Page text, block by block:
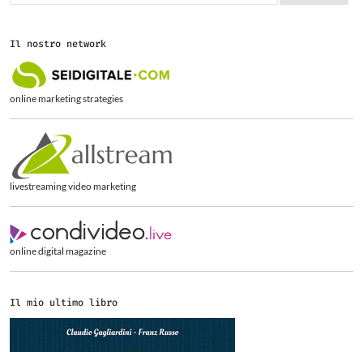
r
c
p
r
:
Il nostro network
online marketing strategies
livestreaming video marketing
online digital magazine
Il mio ultimo libro